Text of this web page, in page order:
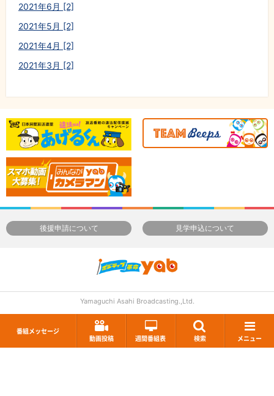
番組メッセージ
動画投稿
週間番組表 検索 メニュー
2021年6月 [2]
2021年5月 [2]
2021年4月 [2]
2021年3月 [2]
後援申請について 見学申込について
Yamaguchi Asahi Broadcasting.,Ltd.